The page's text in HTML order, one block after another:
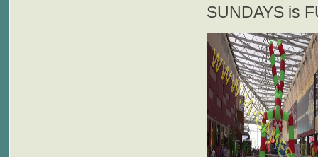
SUNDAYS is